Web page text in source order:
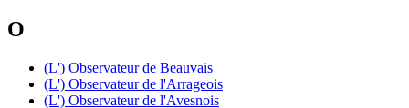
O
(L') Observateur de Beauvais
(L') Observateur de l'Arrageois
(L') Observateur de l'Avesnois